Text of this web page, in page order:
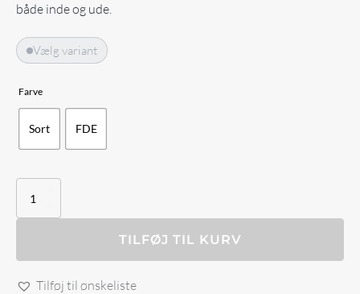
både inde og ude.
Vælg variant
Farve
Sort FDE
Magpul
Takeout
TILFØJ TIL KURV
Tilføj til ønskeliste